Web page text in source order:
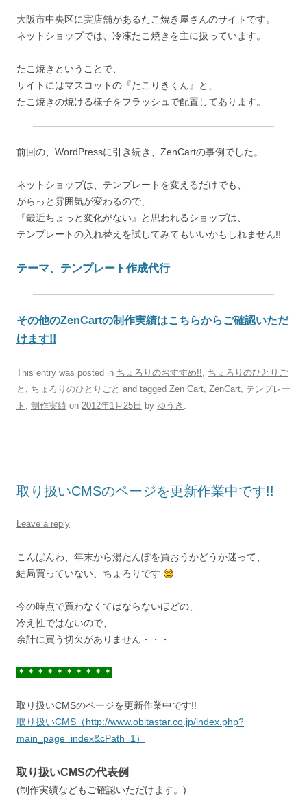
大阪市中央区に実店舗があるたこ焼き屋さんのサイトです。
ネットショップでは、冷凍たこ焼きを主に扱っています。
たこ焼きということで、
サイトにはマスコットの『たこりきくん』と、
たこ焼きの焼ける様子をフラッシュで配置してあります。
前回の、WordPressに引き続き、ZenCartの事例でした。
ネットショップは、テンプレートを変えるだけでも、
がらっと雰囲気が変わるので、
『最近ちょっと変化がない』と思われるショップは、
テンプレートの入れ替えを試してみてもいいかもしれません!!
テーマ、テンプレート作成代行
その他のZenCartの制作実績はこちらからご確認いただ
けます!!
This entry was posted in ちょろりのおすすめ!!, ちょろりのひとりご
と , ちょろりのひとりごと and tagged Zen Cart, ZenCart, テンプレー
ト , 制作実績 on 2012年1月25日 by ゆうき .
取り扱いCMSのページを更新作業中です!!
Leave a reply
こんばんわ、年末から湯たんぽを買おうかどうか迷って、
結局買っていない、ちょろりです
今の時点で買わなくてはならないほどの、
冷え性ではないので、
余計に買う切欠がありません・・・
＊＊＊＊＊＊＊＊＊＊
取り扱いCMSのページを更新作業中です!!
取り扱いCMS（http://www.obitastar.co.jp/index.php?
main_page=index&cPath=1）
取り扱いCMSの代表例
(制作実績などもご確認いただけます。)